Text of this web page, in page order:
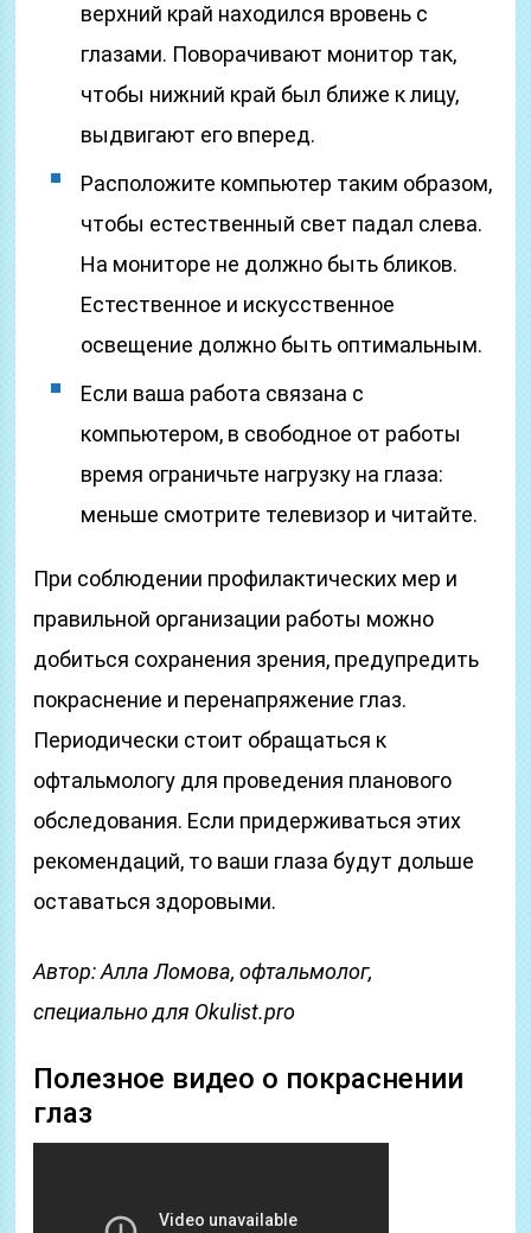
верхний край находился вровень с
глазами. Поворачивают монитор так,
чтобы нижний край был ближе к лицу,
выдвигают его вперед.
Расположите компьютер таким образом,
чтобы естественный свет падал слева.
На мониторе не должно быть бликов.
Естественное и искусственное
освещение должно быть оптимальным.
Если ваша работа связана с
компьютером, в свободное от работы
время ограничьте нагрузку на глаза:
меньше смотрите телевизор и читайте.
При соблюдении профилактических мер и
правильной организации работы можно
добиться сохранения зрения, предупредить
покраснение и перенапряжение глаз.
Периодически стоит обращаться к
офтальмологу для проведения планового
обследования. Если придерживаться этих
рекомендаций, то ваши глаза будут дольше
оставаться здоровыми.
Автор: Алла Ломова, офтальмолог,
специально для Okulist.pro
Полезное видео о покраснении
глаз